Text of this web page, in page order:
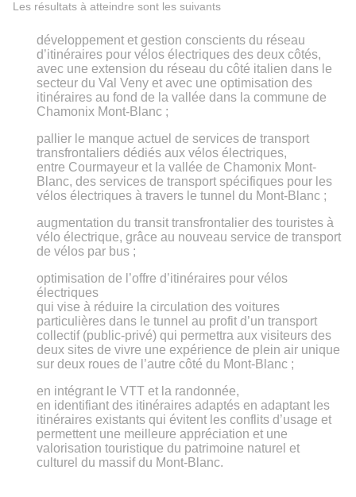
Les résultats à atteindre sont les suivants
développement et gestion conscients du réseau
d’itinéraires pour vélos électriques des deux côtés,
avec une extension du réseau du côté italien dans le
secteur du Val Veny et avec une optimisation des
itinéraires au fond de la vallée dans la commune de
Chamonix Mont-Blanc ;
pallier le manque actuel de services de transport
transfrontaliers dédiés aux vélos électriques,
entre Courmayeur et la vallée de Chamonix Mont-
Blanc, des services de transport spécifiques pour les
vélos électriques à travers le tunnel du Mont-Blanc ;
augmentation du transit transfrontalier des touristes à
vélo électrique, grâce au nouveau service de transport
de vélos par bus ;
optimisation de l’offre d’itinéraires pour vélos
électriques
qui vise à réduire la circulation des voitures
particulières dans le tunnel au profit d’un transport
collectif (public-privé) qui permettra aux visiteurs des
deux sites de vivre une expérience de plein air unique
sur deux roues de l’autre côté du Mont-Blanc ;
en intégrant le VTT et la randonnée,
en identifiant des itinéraires adaptés en adaptant les
itinéraires existants qui évitent les conflits d’usage et
permettent une meilleure appréciation et une
valorisation touristique du patrimoine naturel et
culturel du massif du Mont-Blanc.